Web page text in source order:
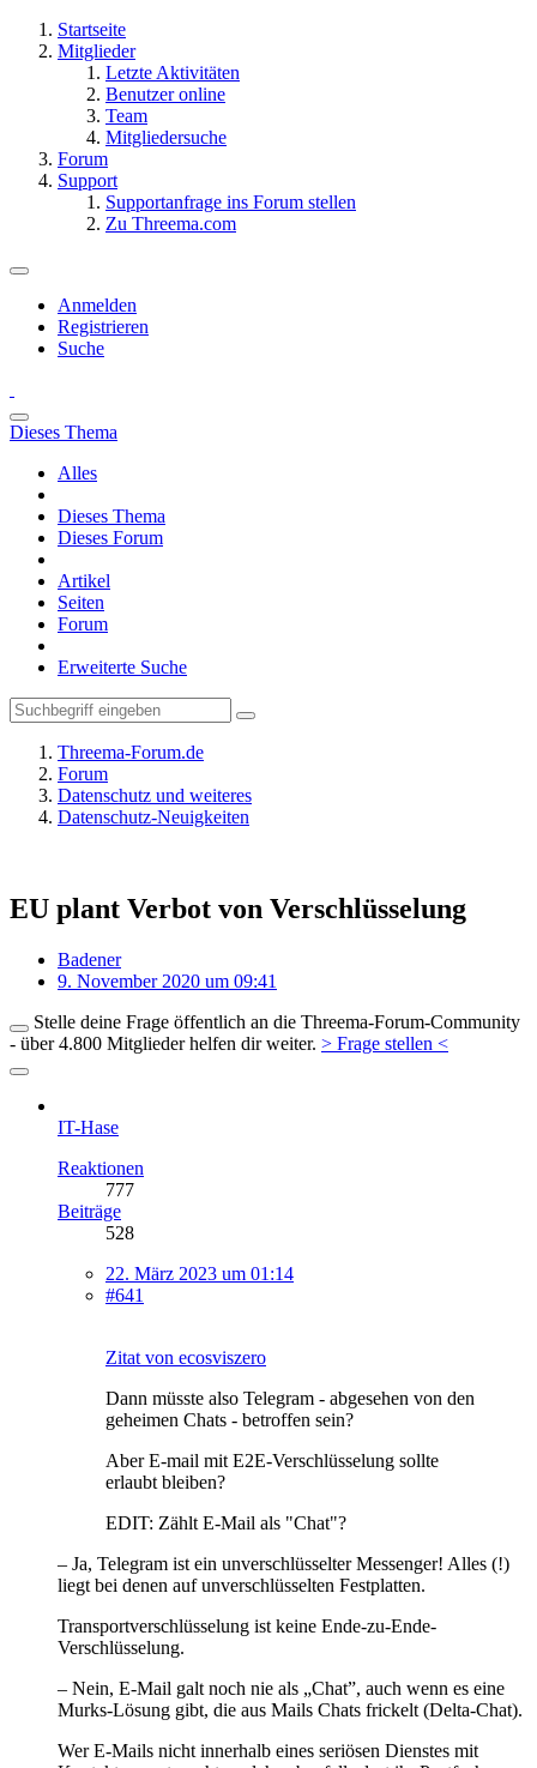
Startseite
Mitglieder
Letzte Aktivitäten
Benutzer online
Team
Mitgliedersuche
Forum
Support
Supportanfrage ins Forum stellen
Zu Threema.com
Anmelden
Registrieren
Suche
Dieses Thema
Alles
Dieses Thema
Dieses Forum
Artikel
Seiten
Forum
Erweiterte Suche
Threema-Forum.de
Forum
Datenschutz und weiteres
Datenschutz-Neuigkeiten
EU plant Verbot von Verschlüsselung
Badener
9. November 2020 um 09:41
Stelle deine Frage öffentlich an die Threema-Forum-Community
- über 4.800 Mitglieder helfen dir weiter. > Frage stellen <
IT-Hase
Reaktionen
777
Beiträge
528
22. März 2023 um 01:14
#641
Zitat von ecosviszero
Dann müsste also Telegram - abgesehen von den
geheimen Chats - betroffen sein?
Aber E-mail mit E2E-Verschlüsselung sollte
erlaubt bleiben?
EDIT: Zählt E-Mail als "Chat"?
– Ja, Telegram ist ein unverschlüsselter Messenger! Alles (!)
liegt bei denen auf unverschlüsselten Festplatten.
Transportverschlüsselung ist keine Ende-zu-Ende-
Verschlüsselung.
– Nein, E-Mail galt noch nie als „Chat”, auch wenn es eine
Murks-Lösung gibt, die aus Mails Chats frickelt (Delta-Chat).
Wer E-Mails nicht innerhalb eines seriösen Dienstes mit